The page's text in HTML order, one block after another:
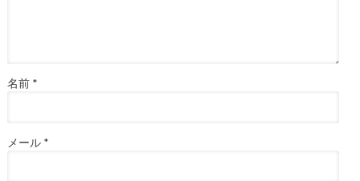
名前 *
メール *